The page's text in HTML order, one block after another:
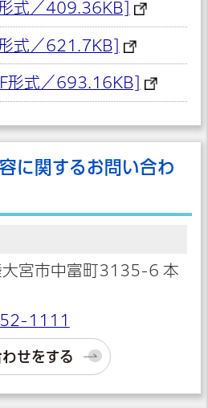
式／409.36KB]
式／621.7KB]
形式／693.16KB]
に関するお問い合わ
宮市中富町3135-6 本
1111
せをする